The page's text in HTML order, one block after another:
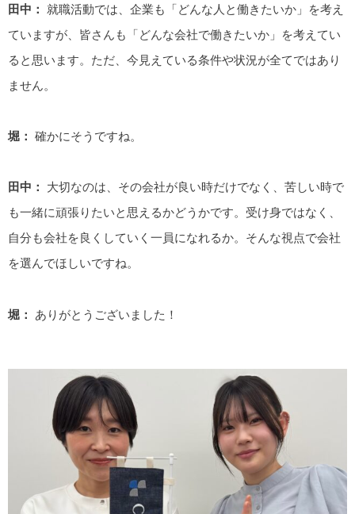
田中： 就職活動では、企業も「どんな人と働きたいか」を考え
ていますが、皆さんも「どんな会社で働きたいか」を考えてい
ると思います。ただ、今見えている条件や状況が全てではあり
ません。
堀： 確かにそうですね。
田中：
大切なのは、その会社が良い時だけでなく、苦しい時で
も一緒に頑張りたいと思えるかどうかです。受け身ではなく、
自分も会社を良くしていく一員になれるか。そんな視点で会社
を選んでほしいですね。
堀： ありがとうございました！